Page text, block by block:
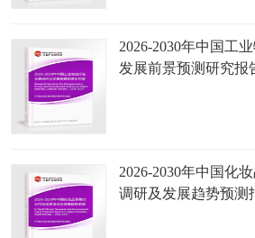
2026-2030年中国工
发展前景预测研究报
2026-2030年中国化
调研及发展趋势预测